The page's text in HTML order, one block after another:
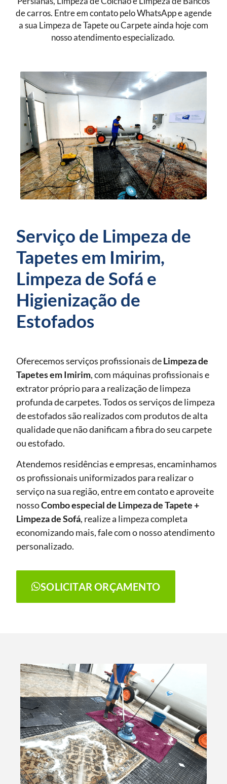
de carros. Entre em contato pelo WhatsApp e agende
a sua Limpeza de Tapete ou Carpete ainda hoje com
nosso atendimento especializado.
Serviço de Limpeza de
Tapetes em Imirim,
Limpeza de Sofá e
Higienização de
Estofados
Oferecemos serviços profissionais deLimpeza de
Tapetesem Imirim, com máquinas profissionais e
extrator próprio para a realização de limpeza
profunda de carpetes. Todos os serviços de limpeza
de estofados são realizados com produtos de alta
qualidade que não danificam a fibra do seu carpete
ou estofado.
Atendemos residências e empresas, encaminhamos
os profissionais uniformizados para realizar o
serviço na sua região, entre em contato e aproveite
nossoCombo especial de Limpeza de Tapete +
Limpeza de Sofá, realize a limpeza completa
economizando mais, fale com o nosso atendimento
personalizado.
SOLICITAR ORÇAMENTO